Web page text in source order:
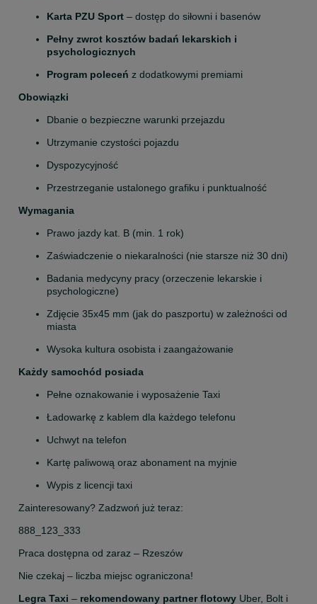
Karta PZU Sport – dostęp do siłowni i basenów
Pełny zwrot kosztów badań lekarskich i
psychologicznych
Program poleceń z dodatkowymi premiami
Obowiązki
Dbanie o bezpieczne warunki przejazdu
Utrzymanie czystości pojazdu
Dyspozycyjność
Przestrzeganie ustalonego grafiku i punktualność
Wymagania
Prawo jazdy kat. B (min. 1 rok)
Zaświadczenie o niekaralności (nie starsze niż 30 dni)
Badania medycyny pracy (orzeczenie lekarskie i
psychologiczne)
Zdjęcie 35x45 mm (jak do paszportu) w zależności od
miasta
Wysoka kultura osobista i zaangażowanie
Każdy samochód posiada
Pełne oznakowanie i wyposażenie Taxi
Ładowarkę z kablem dla każdego telefonu
Uchwyt na telefon
Kartę paliwową oraz abonament na myjnie
Wypis z licencji taxi
Zainteresowany? Zadzwoń już teraz:
888_123_333
Praca dostępna od zaraz – Rzeszów
Nie czekaj – liczba miejsc ograniczona!
Legra Taxi – rekomendowany partner flotowy Uber, Bolt i